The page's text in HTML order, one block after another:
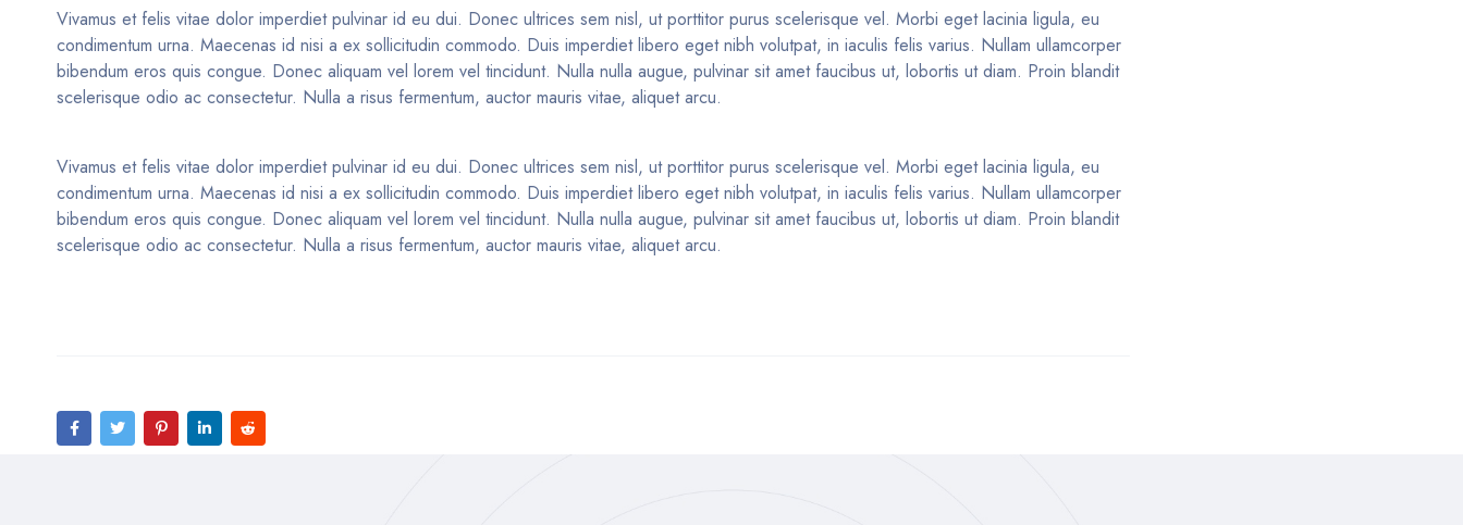
Vivamus et felis vitae dolor imperdiet pulvinar id eu dui. Donec ultrices sem nisl, ut porttitor purus scelerisque vel. Morbi eget lacinia ligula, eu
condimentum urna. Maecenas id nisi a ex sollicitudin commodo. Duis imperdiet libero eget nibh volutpat, in iaculis felis varius. Nullam ullamcorper
bibendum eros quis congue. Donec aliquam vel lorem vel tincidunt. Nulla nulla augue, pulvinar sit amet faucibus ut, lobortis ut diam. Proin blandit
scelerisque odio ac consectetur. Nulla a risus fermentum, auctor mauris vitae, aliquet arcu.
Vivamus et felis vitae dolor imperdiet pulvinar id eu dui. Donec ultrices sem nisl, ut porttitor purus scelerisque vel. Morbi eget lacinia ligula, eu
condimentum urna. Maecenas id nisi a ex sollicitudin commodo. Duis imperdiet libero eget nibh volutpat, in iaculis felis varius. Nullam ullamcorper
bibendum eros quis congue. Donec aliquam vel lorem vel tincidunt. Nulla nulla augue, pulvinar sit amet faucibus ut, lobortis ut diam. Proin blandit
scelerisque odio ac consectetur. Nulla a risus fermentum, auctor mauris vitae, aliquet arcu.